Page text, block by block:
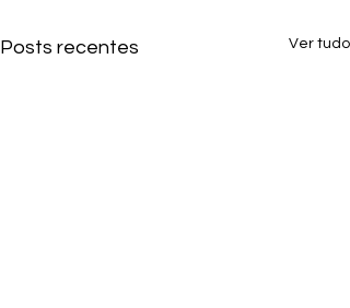
Posts recentes Ver tudo